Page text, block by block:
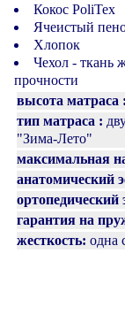
Кокос PoliTex
Ячеистый
Хлопок
Чехол - ткань
прочности
высота матраса :
тип матраса :
"Зима-Лето"
максимальная
анатомический
ортопедический
гарантия на
жесткость: одна